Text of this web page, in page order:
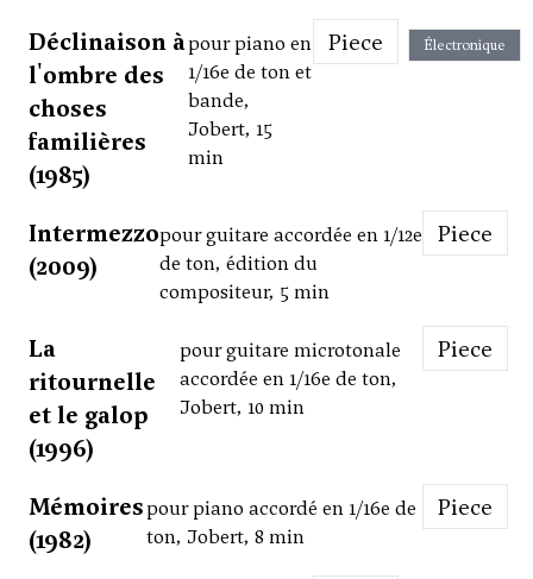
Déclinaison à
l'ombre des
choses
familières
(1985)
pour piano en
1/16e de ton et
bande,
Jobert, 15
min
Piece Électronique
Intermezzo
(2009)
pour guitare accordée en 1/12e
de ton, édition du
compositeur, 5 min
Piece
La
ritournelle
et le galop
(1996)
pour guitare microtonale
accordée en 1/16e de ton,
Jobert, 10 min
Piece
Mémoires
(1982)
pour piano accordé en 1/16e de
ton, Jobert, 8 min
Piece